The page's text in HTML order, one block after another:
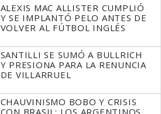
ALEXIS MAC ALLISTER CUMPLIÓ
Y SE IMPLANTÓ PELO ANTES DE
VOLVER AL FÚTBOL INGLÉS
SANTILLI SE SUMÓ A BULLRICH
Y PRESIONA PARA LA RENUNCIA
DE VILLARRUEL
CHAUVINISMO BOBO Y CRISIS
CON BRASIL: LOS ARGENTINOS